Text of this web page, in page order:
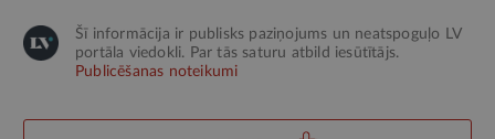
Šī informācija ir publisks paziņojums un neatspoguļo LV
portāla viedokli. Par tās saturu atbild iesūtītājs.
Publicēšanas noteikumi